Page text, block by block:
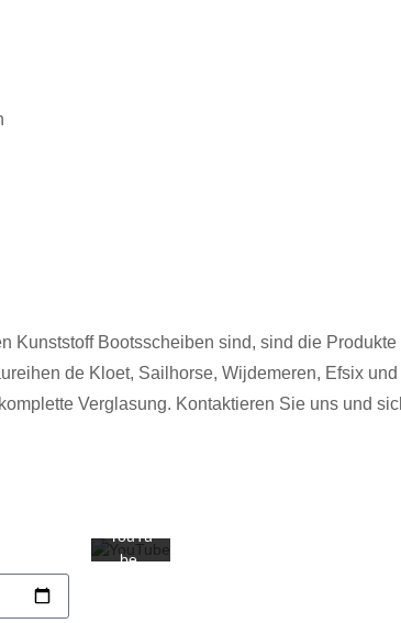
Bootsscheiben sind, sind die
de Kloet, Sailhorse, Wijdemeren, Efsix
Verglasung. Kontaktieren Sie uns und
Videos
akzept
ieren
YouTu
be.